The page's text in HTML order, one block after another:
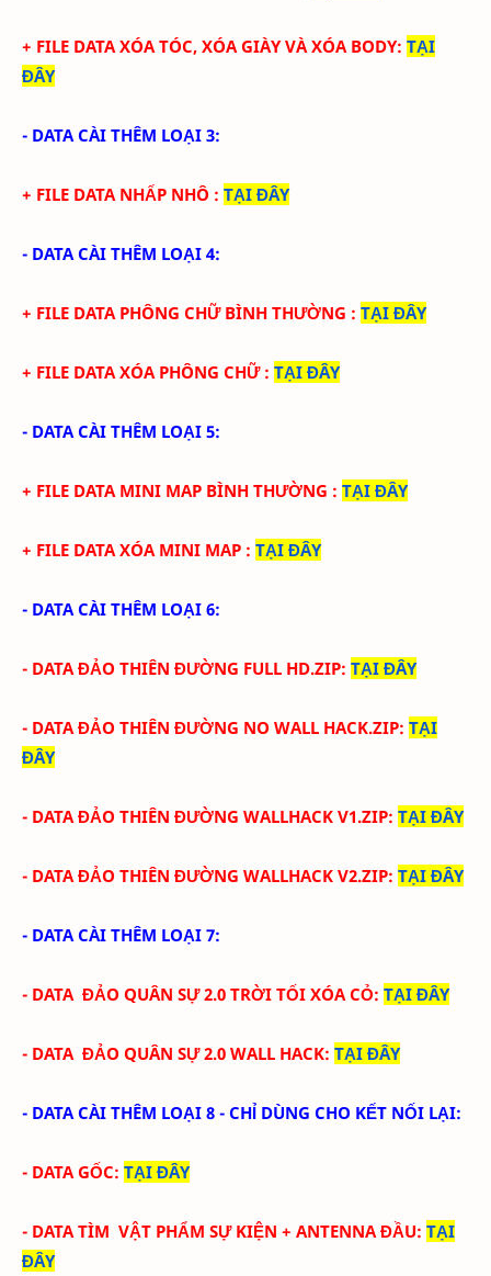
+ FILE DATAXÓA TÓC, XÓA GIÀY VÀ XÓA BODY: TẠI
ĐÂY
- DATA CÀI THÊM LOẠI 3:
+ FILE DATA NHẤP NHÔ : TẠI ĐÂY
- DATA CÀI THÊM LOẠI 4:
+ FILE DATA PHÔNG CHỮ BÌNH THƯỜNG : TẠI ĐÂY
+ FILE DATA XÓA PHÔNG CHỮ : TẠI ĐÂY
- DATA CÀI THÊM LOẠI 5:
+ FILE DATA MINI MAP BÌNH THƯỜNG : TẠI ĐÂY
+ FILE DATA XÓA MINI MAP : TẠI ĐÂY
- DATA CÀI THÊM LOẠI 6:
- DATA ĐẢO THIÊN ĐƯỜNG FULL HD.ZIP: TẠI ĐÂY
- DATAĐẢO THIÊN ĐƯỜNG NO WALL HACK.ZIP: TẠI
ĐÂY
- DATA ĐẢO THIÊN ĐƯỜNG WALLHACK V1.ZIP: TẠI ĐÂY
- DATAĐẢO THIÊN ĐƯỜNG WALLHACK V2.ZIP: TẠI ĐÂY
- DATA CÀI THÊM LOẠI 7:
- DATA ĐẢO QUÂN SỰ 2.0 TRỜI TỐI XÓA CỎ: TẠI ĐÂY
- DATA ĐẢO QUÂN SỰ 2.0 WALL HACK: TẠI ĐÂY
- DATA CÀI THÊM LOẠI 8 - CHỈ DÙNG CHO KẾT NỐI LẠI:
- DATA GỐC: TẠI ĐÂY
- DATATÌM VẬT PHẨM SỰ KIỆN + ANTENNA ĐẦU: TẠI
ĐÂY